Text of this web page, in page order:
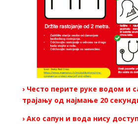
› Често перите руке водом и
трајању од најмање 20
› Ако сапун и вода нису